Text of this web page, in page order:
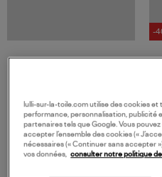
-
VOS DERNIERS PRODUITS
lulli-sur-la-toile.com utilise des cookies et
performance, personnalisation, publicité
partenaires tels que Google. Vous
accepter l’ensemble des cookies («
nécessaires (« Continuer sans accepter
vos données, consulter notre politique